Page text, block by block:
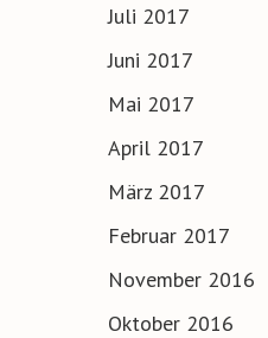
Juli 2017
Juni 2017
Mai 2017
April 2017
März 2017
Februar 2017
November 2016
Oktober 2016